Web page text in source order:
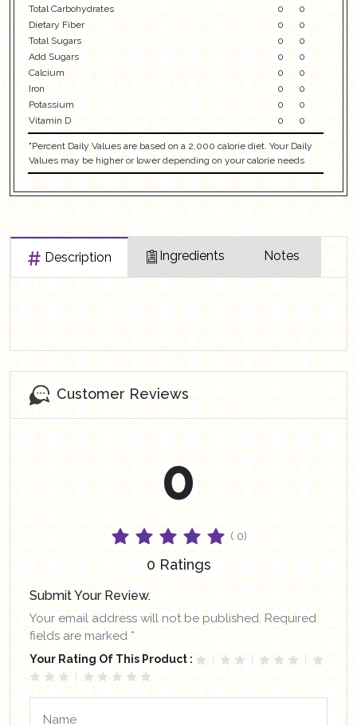
Total Carbohydrates
0
0
Dietary Fiber
0
0
Total Sugars
0
0
Add Sugars
0
0
Calcium
0
0
Iron
0
0
Potassium
0
0
Vitamin D
0 0
"Percent Daily Values are based on a 2,000 calorie diet. Your Daily
Values may be higher or lower depending on your calorie needs
Description Ingredients Notes
Customer Reviews
0
( 0)
0 Ratings
Submit Your Review.
Your email address will not be published. Required
fields are marked *
Your Rating Of This Product :